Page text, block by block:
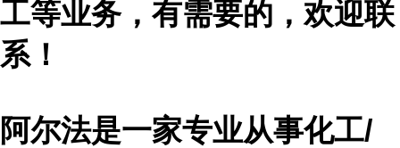
工等业务，有需要的，欢迎联
系！
阿尔法是一家专业从事化工/